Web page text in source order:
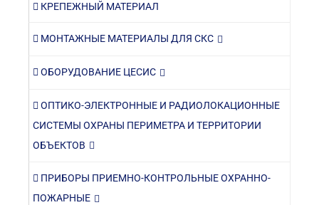
КРЕПЕЖНЫЙ МАТЕРИАЛ
МОНТАЖНЫЕ МАТЕРИАЛЫ ДЛЯ СКС
ОБОРУДОВАНИЕ ЦЕСИС
ОПТИКО-ЭЛЕКТРОННЫЕ И РАДИОЛОКАЦИОННЫЕ
СИСТЕМЫ ОХРАНЫ ПЕРИМЕТРА И ТЕРРИТОРИИ
ОБЪЕКТОВ
ПРИБОРЫ ПРИЕМНО-КОНТРОЛЬНЫЕ ОХРАННО-
ПОЖАРНЫЕ